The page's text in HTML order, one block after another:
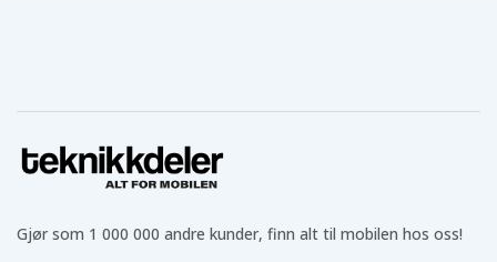
Gjør som 1 000 000 andre kunder, finn alt til mobilen hos oss!